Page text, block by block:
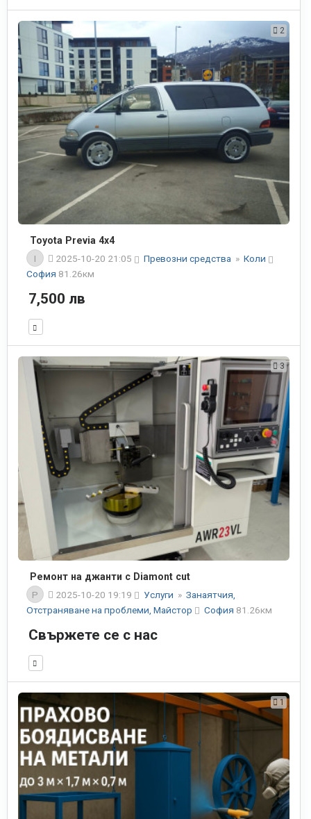
2
Toyota Previa 4x4
I
2025-10-20 21:05 Превозни средства » Коли
София 81.26км
7,500 лв
3
Ремонт на джанти с Diamont cut
P
2025-10-20 19:19 Услуги » Занаятчия,
Отстраняване на проблеми, Майстор
София 81.26км
Свържете се с нас
1